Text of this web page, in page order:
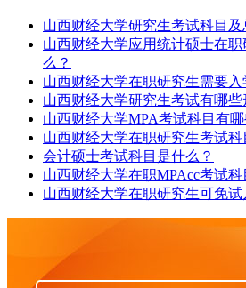
山西财经大学研究生考试科目及
山西财经大学应用统计硕士在
么？
山西财经大学在职研究生需要入
山西财经大学研究生考试有哪些
山西财经大学MPA考试科目有哪
山西财经大学在职研究生考试科
会计硕士考试科目是什么？
山西财经大学在职MPAcc考试科
山西财经大学在职研究生可免试